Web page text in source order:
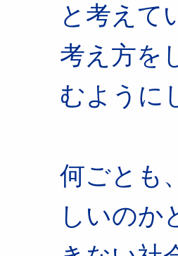
と考えて
考え方を
むように
何ごとも
しいのか